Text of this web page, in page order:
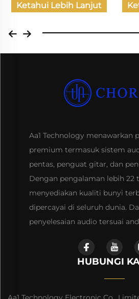
Ketahui Lebih Lanjut
Aa1 Technology menawarkan
premium termasuk sistem
pentas, penguat gitar, dan
Dengan pengalaman lebih 22
menyediakan kualiti bunyi
dipercayai di seluruh dunia.
penyelesaian audio tersuai
HUBUNGI